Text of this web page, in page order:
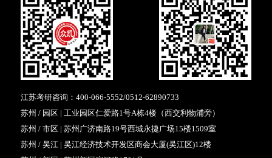
江苏考研咨询： 400-066-5552/0512-62890733
苏州 / 园区 | 工业园区仁爱路1号A栋4楼（西交利物浦旁）
苏州 / 市区 | 苏州广济南路19号西城永捷广场15楼1509室
苏州 / 吴江 | 吴江经济技术开发区商会大厦(吴江区)12楼